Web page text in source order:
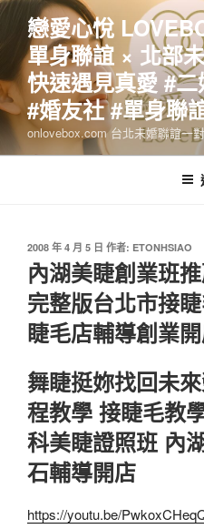
跳
主
要
內
容
戀愛心悅
單身聯誼 × 北部
快速遇見真愛 #
#婚友社 #單身聯
onlovebox.com 台北未婚聯誼一
發
佈
於
2008 年 4 月 5 日 作者: ETONHSIAO
內湖美睫創業班
完整版台北市接
睫毛店輔導創業
舞睫挺妳找回未
程教學 接睫毛教
科美睫證照班 內
石輔導開店
https://youtu.be/